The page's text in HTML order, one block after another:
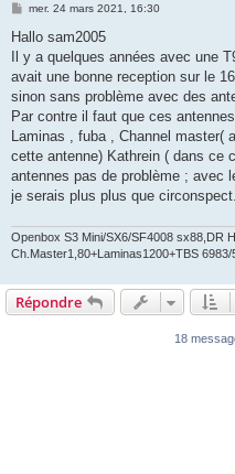
M
s
a
g
mer. 24 mars 2021, 16:30
Hallo sam2005
Il y a quelques années avec une
avait une bonne reception sur le
sinon sans problème avec des
Par contre il faut que ces
Laminas , fuba , Channel master(
cette antenne) Kathrein ( dans ce
antennes pas de problème ; avec
je serais plus plus que circonspect.
Openbox S3 Mini/SX6/SF4008 sx88,DR
Ch.Master1,80+Laminas1200+TBS
Répondre
18